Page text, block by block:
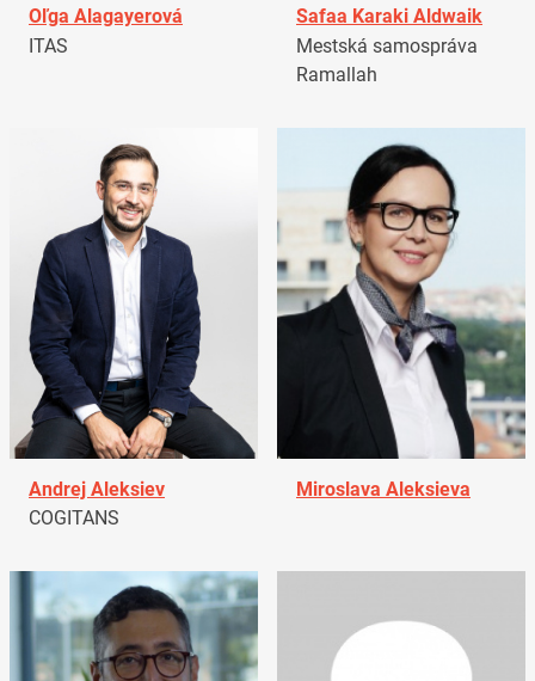
Oľga Alagayerová
ITAS
Safaa Karaki Aldwaik
Mestská samospráva
Ramallah
Andrej Aleksiev
COGITANS
Miroslava Aleksieva